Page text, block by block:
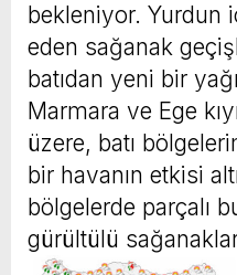
bekleniyor. Yurdun
eden sağanak
batıdan yeni bir
Marmara ve Ege
üzere, batı
bir havanın etkisi
bölgelerde parçalı
gürültülü